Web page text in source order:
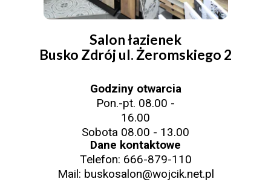
Salon łazienek
Busko Zdrój ul. Żeromskiego 2
Godziny otwarcia
Pon.-pt. 08.00 -
16.00
Sobota 08.00 - 13.00
Dane kontaktowe
Telefon: 666-879-110
Mail: buskosalon@wojcik.net.pl